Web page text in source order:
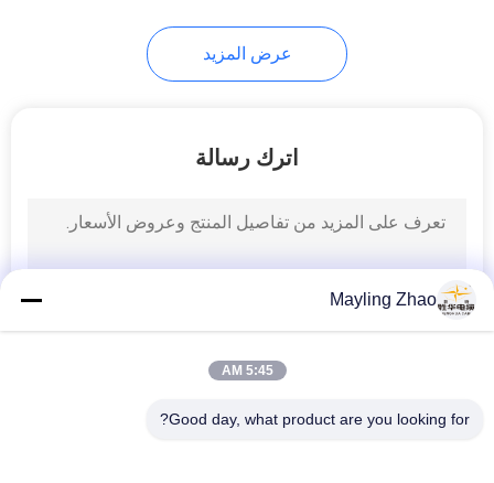
عرض المزيد
اترك رسالة
Mayling Zhao
5:45 AM
Good day, what product are you looking for?